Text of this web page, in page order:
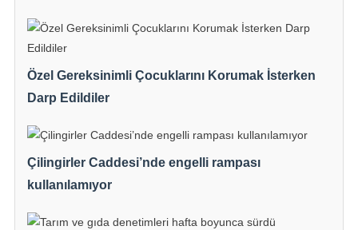
Özel Gereksinimli Çocuklarını Korumak İsterken
Darp Edildiler
Çilingirler Caddesi’nde engelli rampası
kullanılamıyor